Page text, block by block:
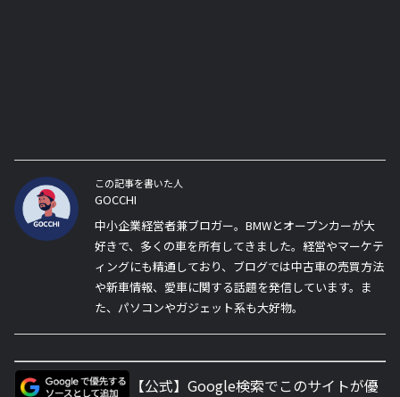
この記事を書いた人
GOCCHI
中小企業経営者兼ブロガー。BMWとオープンカーが大
好きで、多くの車を所有してきました。経営やマーケテ
ィングにも精通しており、ブログでは中古車の売買方法
や新車情報、愛車に関する話題を発信しています。ま
た、パソコンやガジェット系も大好物。
【公式】Google検索でこのサイトが優